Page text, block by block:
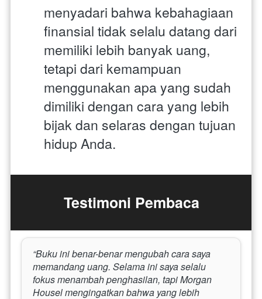
menyadari bahwa kebahagiaan
finansial tidak selalu datang dari
memiliki lebih banyak uang,
tetapi dari kemampuan
menggunakan apa yang sudah
dimiliki dengan cara yang lebih
bijak dan selaras dengan tujuan
hidup Anda.
Testimoni Pembaca
“Buku ini benar-benar mengubah cara saya
memandang uang. Selama ini saya selalu
fokus menambah penghasilan, tapi Morgan
Housel mengingatkan bahwa yang lebih